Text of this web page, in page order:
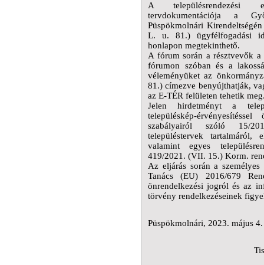
A településrendezési
tervdokumentációja a
Püspökmolnári
L. u. 81.) ügyfélfogadási
honlapon megtekinthető.
A fórum során a résztvevők
fórumon szóban és a
véleményüket az
81.) címezve benyújthatják,
az E-TÉR felületen tehetik
Jelen hirdetményt a
településkép-
szabályairól szóló 15/
településtervek tartalmáról,
valamint egyes
419/2021. (VII. 15.) Korm.
Az eljárás során a
Tanács (EU) 2016/679
önrendelkezési jogról és az
törvény rendelkezéseinek
Püspökmolnári, 2023. május 4.